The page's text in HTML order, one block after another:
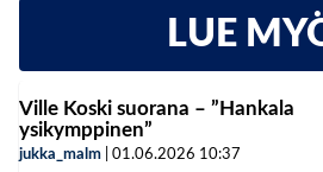
LUE
Ville Koski suorana – ”Hankala
ysikymppinen”
jukka_malm 01.06.2026 10:37